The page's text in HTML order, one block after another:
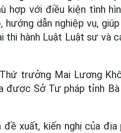
hợp với điều kiện tình
dẫn nghiệp vụ,
hành Luật Luật sư và
trưởng Mai Lương
được Sở Tư pháp tỉnh
xuất, kiến nghị của